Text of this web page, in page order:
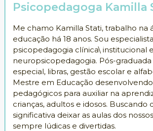
Psicopedagoga Kamilla
Me chamo Kamilla Stati, trabalho na
educação há 18 anos. Sou
psicopedagogia clínica\ institucional e
neuropsicopedagogia. Pós-
especial, libras, gestão escolar e
Mestre em Educação
pedagógicos para auxiliar na
crianças, adultos e idosos. Buscando
significativa deixar as aulas dos
sempre lúdicas e divertidas.